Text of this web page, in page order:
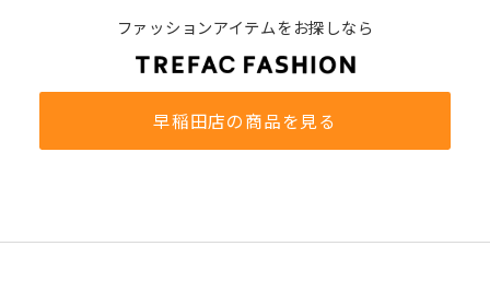
ファッションアイテムをお探しなら
早稲田店の商品を見る